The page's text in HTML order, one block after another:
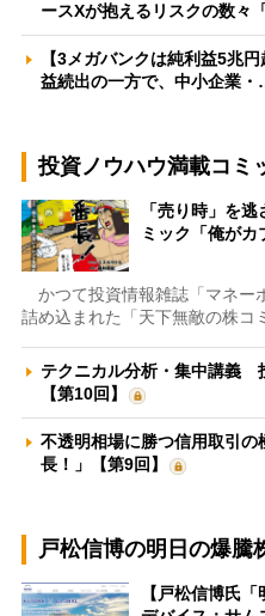
ースXが抱えるリスクの数々
【3メガバンクは純利益5兆
益続出の一方で、中小企業
投資ノウハウ満載コミ
「売り時」を
ミック「俺がカ
かつて投資情報雑誌「マネー
詰め込まれた「天下無敵の株コ
テクニカル分析・集中講義
【第10回】
不透明相場に勝つ信用取引
長！」【第9回】
戸松信博の明日の爆騰
【戸松信博氏